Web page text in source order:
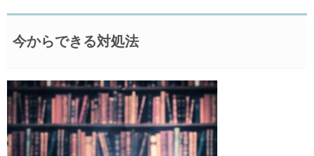
今からできる対処法